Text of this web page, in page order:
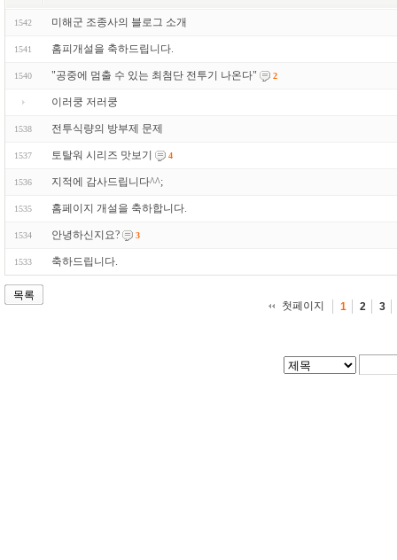
1542 미해군 조종사의 블로그 소개
1541 홈피개설을 축하드립니다.
1540 "공중에 멈출 수 있는 최첨단 전투기 나온다" 2
이러쿵 저러쿵
1538 전투식량의 방부제 문제
1537 토탈워 시리즈 맛보기 4
1536 지적에 감사드립니다^^;
1535 홈페이지 개설을 축하합니다.
1534 안녕하신지요? 3
1533 축하드립니다.
목록
첫페이지
1 2 3